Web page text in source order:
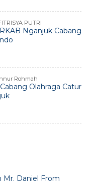
PUTRI
Nganjuk Cabang
Rohmah
Olahraga Catur
Mr. Daniel From